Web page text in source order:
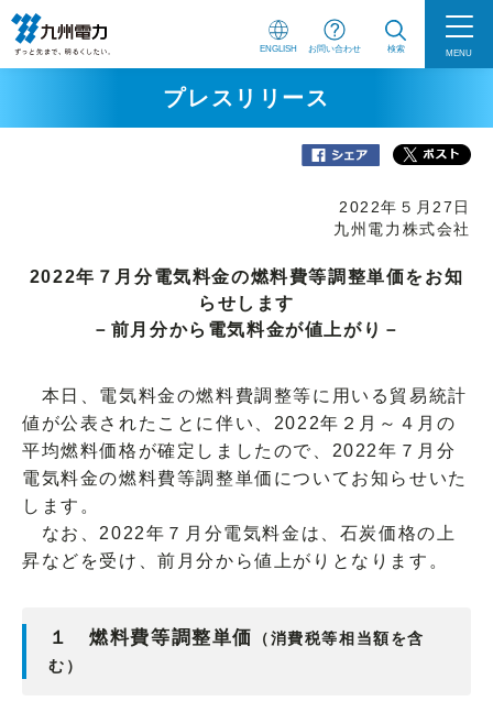
ENGLISH お問い合わせ 検索 MENU
プレスリリース
2022年５月27日
九州電力株式会社
2022年７月分電気料金の燃料費等調整単価をお知
らせします
－前月分から電気料金が値上がり－
本日、電気料金の燃料費調整等に用いる貿易統計
値が公表されたことに伴い、2022年２月～４月の
平均燃料価格が確定しましたので、2022年７月分
電気料金の燃料費等調整単価についてお知らせいた
します。
なお、2022年７月分電気料金は、石炭価格の上
昇などを受け、前月分から値上がりとなります。
１ 燃料費等調整単価
（消費税等相当額を含
む）